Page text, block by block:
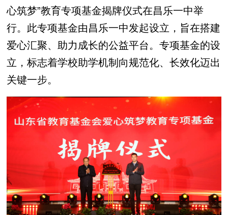
心筑梦”教育专项基金揭牌仪式在昌乐一中举
行。此专项基金由昌乐一中发起设立，旨在搭建
爱心汇聚、助力成长的公益平台。专项基金的设
立，标志着学校助学机制向规范化、长效化迈出
关键一步。